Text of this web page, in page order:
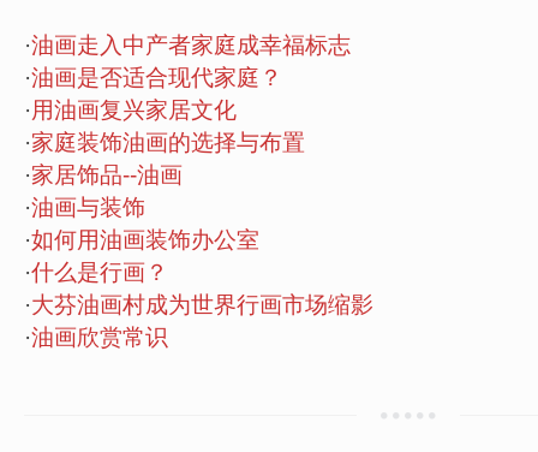
·油画走入中产者家庭成幸福标志
·油画是否适合现代家庭？
·用油画复兴家居文化
·家庭装饰油画的选择与布置
·家居饰品--油画
·油画与装饰
·如何用油画装饰办公室
·什么是行画？
·大芬油画村成为世界行画市场缩影
·油画欣赏常识